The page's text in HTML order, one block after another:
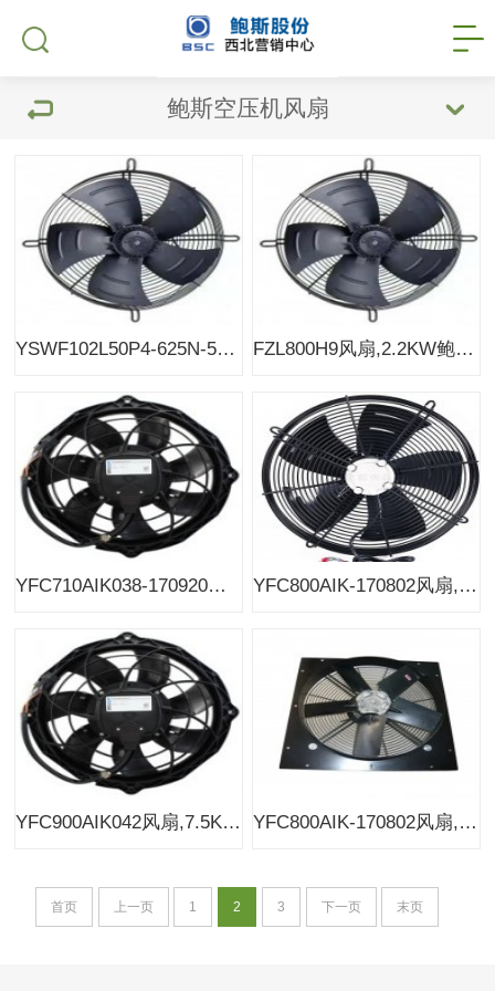
鲍斯空压机风扇
YSWF102L50P4-625N-550风扇0.7KW鲍斯BMF19/22空压机风机 FZL800H9风扇,2.2KW鲍斯BMF45-8II空压机原装风机
YFC710AIK038-170920风扇,4KW鲍斯BMF90/110空压机风机 YFC800AIK-170802风扇,5.5KW鲍斯BMF132/160空压机风机
YFC900AIK042风扇,7.5KW鲍斯BMF185/200/220空压机风机 YFC800AIK-170802风扇,380V鲍斯BMF250/280/315空压机原装风机
首页 上一页 1 2 3 下一页 末页